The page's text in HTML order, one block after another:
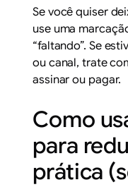
Se você quiser
use uma
“faltando”. Se
ou canal, trate
assinar ou pagar.
Como
para
prática